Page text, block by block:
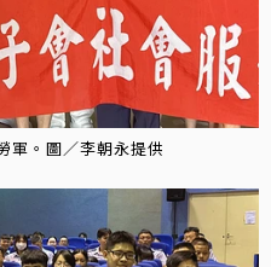
軍。圖／李朝永提供